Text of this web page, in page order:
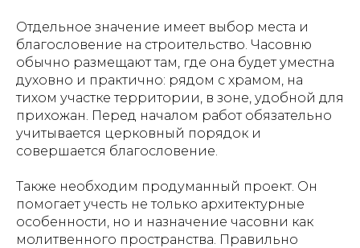
Отдельное значение имеет выбор места и
благословение на строительство. Часовню
обычно размещают там, где она будет уместна
духовно и практично: рядом с храмом, на
тихом участке территории, в зоне, удобной для
прихожан. Перед началом работ обязательно
учитывается церковный порядок и
совершается благословение.
Также необходим продуманный проект. Он
помогает учесть не только архитектурные
особенности, но и назначение часовни как
молитвенного пространства. Правильно